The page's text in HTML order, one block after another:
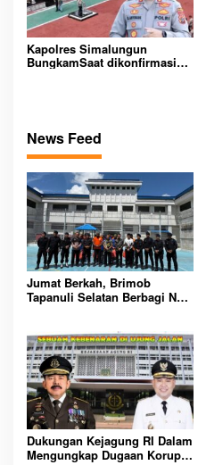
Kapolres Simalungun
BungkamSaat dikonfirmasi
News Feed
Jumat Berkah, Brimob
Tapanuli Selatan Berbagi Nasi
Dukungan Kejagung RI Dalam
Mengungkap Dugaan Korupsi